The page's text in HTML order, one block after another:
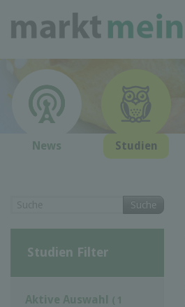
News Studien
Suche
Studien Filter
Aktive Auswahl ( 1